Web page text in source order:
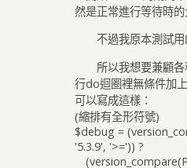
然是正常進行等待時的
不過我原本測試用
所以我想要兼顧各
行do迴圈裡無條件加
可以寫成這樣：
(縮排有全形符號)
$debug =
'5.3.9', '>=')) ?